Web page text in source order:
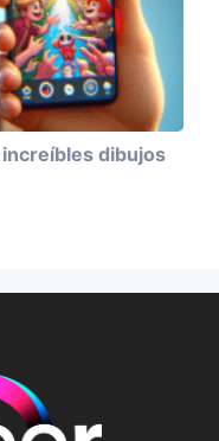
increíbles dibujos